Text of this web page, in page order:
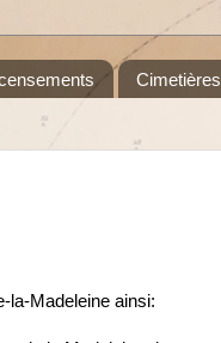
Cimetières
la-Madeleine ainsi: